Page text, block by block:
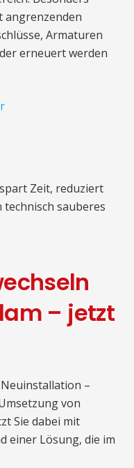
angrenzenden
Armaturen
erneuert werden
Zeit, reduziert
sauberes
– jetzt
–
von
Sie dabei mit
einer Lösung, die im